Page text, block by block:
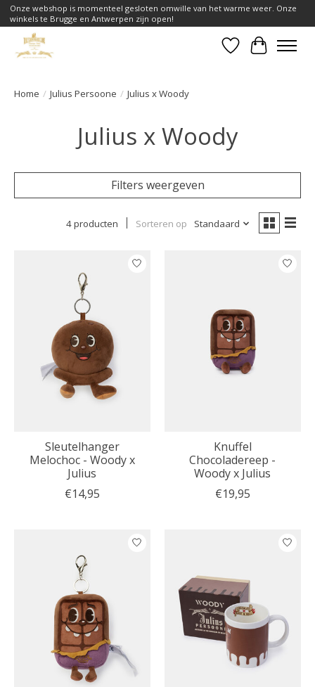
Onze webshop is momenteel gesloten omwille van het warme weer. Onze
winkels te Brugge en Antwerpen zijn open!
Verlanglijst
Home / Julius Persoone / Julius x Woody
Julius x Woody
Filters weergeven
4 producten Sorteren op Standaard
Sleutelhanger
Melochoc - Woody x
Julius
€14,95
Knuffel
Chocoladereep -
Woody x Julius
€19,95